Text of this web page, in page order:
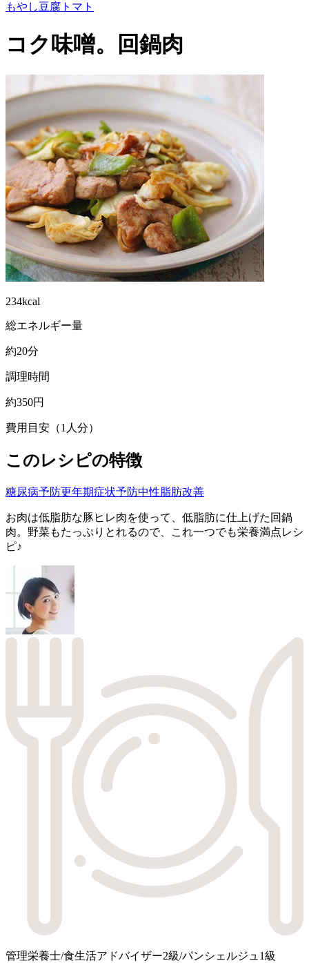
もやし豆腐 トマト
コク味噌。回鍋肉
234kcal
総エネルギー量
約20分
調理時間
約350円
費用目安（1人分）
このレシピの特徴
糖尿病予防更年期症状予防中性脂肪改善
お肉は低脂肪な豚ヒレ肉を使って、低脂肪に仕上げた回鍋
肉。野菜もたっぷりとれるので、これ一つでも栄養満点レシ
ピ♪
管理栄養士/食生活アドバイザー2級/パンシェルジュ1級